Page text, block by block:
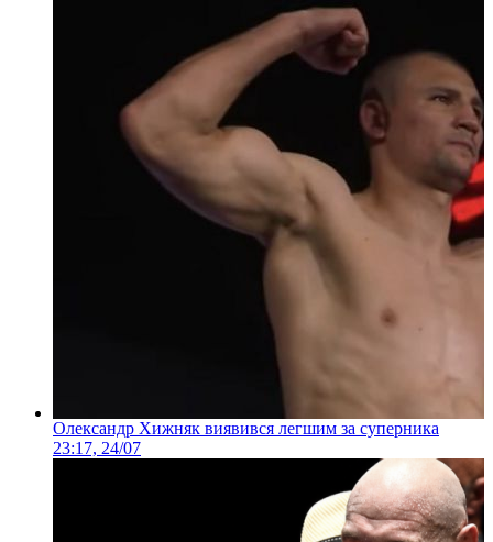
Олександр Хижняк виявився легшим за суперника
23:17, 24/07